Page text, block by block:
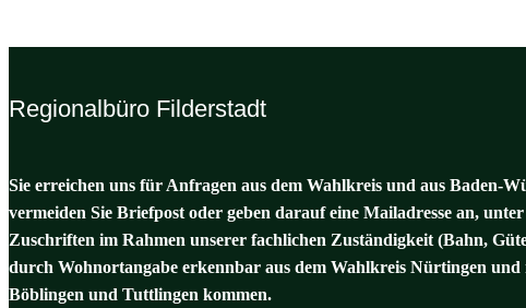
Regionalbüro Filderstadt
Sie erreichen uns für Anfragen aus dem Wahlkreis und aus Baden-
vermeiden Sie Briefpost oder geben darauf eine Mailadresse an,
Zuschriften im Rahmen unserer fachlichen Zuständigkeit (Bahn,
durch Wohnortangabe erkennbar aus dem Wahlkreis Nürtingen und
Böblingen und Tuttlingen kommen.